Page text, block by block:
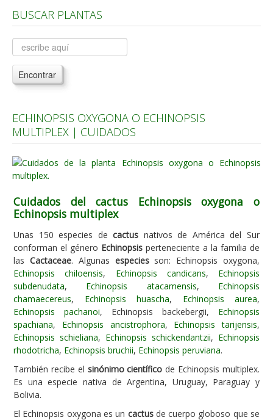
Árboles, Cicas y Palmeras de la G a la Z
Plantas Anuales y Perennes
Plantas Bulbosas y Acuáticas
Plantas de Interior
Plantas Aromáticas y de Huerto
Plantas Carnívoras y Orquídeas
Consejos
Hemisferio Sur
Enfermedades
Animales
Hongos
Carencias
Fotos
Flores y Plantas
Árboles y Palmeras
Arbustos y Trepadoras
Cactus y Suculentas
BUSCAR PLANTAS
Encontrar
ECHINOPSIS OXYGONA O ECHINOPSIS
MULTIPLEX | CUIDADOS
Cuidados del cactus Echinopsis oxygona o
Echinopsis multiplex
Unas 150 especies decactus nativos de América del Sur
conforman el género Echinopsis perteneciente a la familia de
las Cactaceae. Algunas especiesson: Echinopsis oxygona,
Echinopsis chiloensis, Echinopsis candicans, Echinopsis
subdenudata, Echinopsis atacamensis, Echinopsis
chamaecereus, Echinopsis huascha, Echinopsis aurea,
Echinopsis pachanoi, Echinopsis backebergii, Echinopsis
spachiana, Echinopsis ancistrophora, Echinopsis tarijensis,
Echinopsis schieliana, Echinopsis schickendantzii, Echinopsis
rhodotricha, Echinopsis bruchii, Echinopsis peruviana.
También recibe el sinónimo científico de Echinopsis multiplex.
Es una especie nativa de Argentina, Uruguay, Paraguay y
Bolivia.
El Echinopsis oxygona es un cactusde cuerpo globoso que se